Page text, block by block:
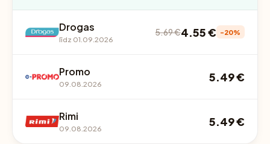
Drogas
līdz 01.09.2026
5.69 €4.55 € -20%
Promo
09.08.2026
5.49 €
Rimi
09.08.2026
5.49 €